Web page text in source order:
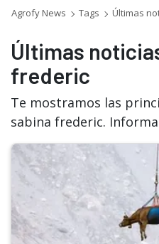
Agrofy News Tags Últimas
Últimas
frederic
Te mostramos las
sabina frederic.